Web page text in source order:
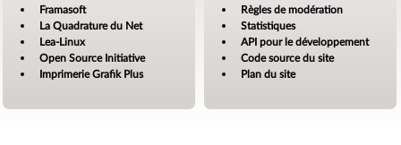
Framasoft
La Quadrature du Net
Lea-Linux
Open Source Initiative
Imprimerie Grafik Plus
Règles de modération
Statistiques
API pour le développement
Code source du site
Plan du site